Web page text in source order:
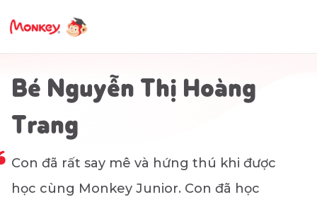
Bé Nguyễn Thị Hoàng
Trang
Con đã rất say mê và hứng thú khi được
học cùng Monkey Junior. Con đã học